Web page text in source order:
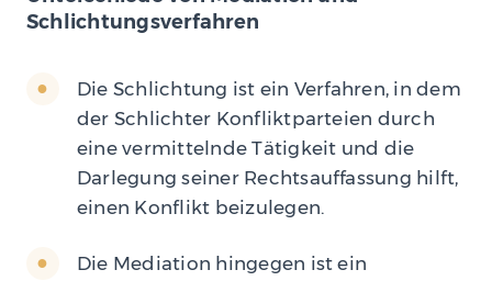
Schlichtungsverfahren
Die Schlichtung ist ein Verfahren, in dem
der Schlichter Konfliktparteien durch
eine vermittelnde Tätigkeit und die
Darlegung seiner Rechtsauffassung hilft,
einen Konflikt beizulegen.
Die Mediation hingegen ist ein